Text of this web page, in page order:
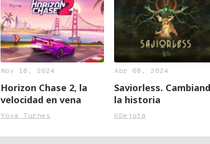
Nov 18, 2024
Horizon Chase 2, la
velocidad en vena
Yova Turnes
Abr 08, 2024
Saviorless.
la historia
GDejota